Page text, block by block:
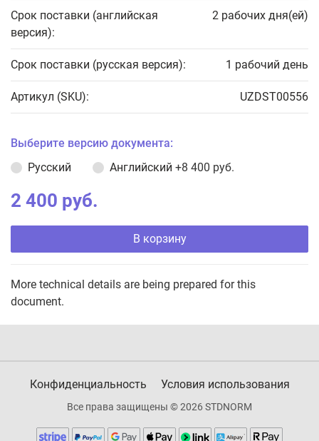
Срок поставки (английская
версия):
2 рабочих дня(ей)
Срок поставки (русская версия): 1 рабочий день
Артикул (SKU): UZDST00556
Выберите версию документа:
Русский
Английский +8 400 руб.
2 400 руб.
В корзину
More technical details are being prepared for this
document.
Конфиденциальность Условия использования
Все права защищены © 2026 STDNORM